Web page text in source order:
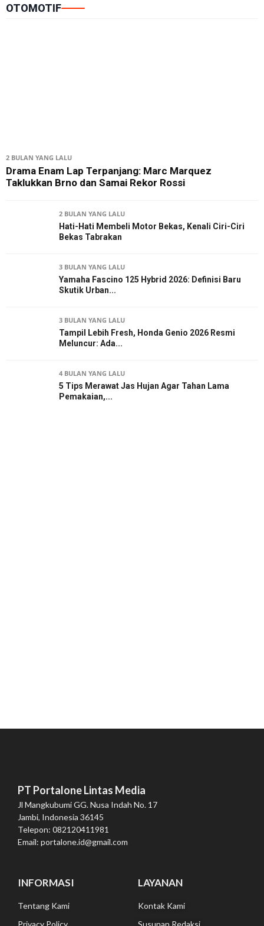
OTOMOTIF
2 BULAN YANG LALU
Drama Enam Lap Terpanjang: Marc Marquez
Taklukkan Brno dan Samai Rekor Rossi
2 BULAN YANG LALU
Hati-Hati Membeli Motor Bekas, Kenali Ciri-Ciri
Bekas Tabrakan
3 BULAN YANG LALU
Yamaha Fascino 125 Hybrid 2026: Definisi Baru
Skutik Urban...
3 BULAN YANG LALU
Tampil Lebih Fresh, Honda Genio 2026 Resmi
Meluncur: Ada...
4 BULAN YANG LALU
5 Tips Merawat Jas Hujan Agar Tahan Lama
Pemakaian,...
PT Portalone Lintas Media
Jl Mangkubumi GG. Nusa Indah No. 17
Jambi, Indonesia 36145
Telepon: 082120411981
Email: portalone.id@gmail.com
INFORMASI
Tentang Kami
Privacy Policy
LAYANAN
Kontak Kami
Susunan Redaksi